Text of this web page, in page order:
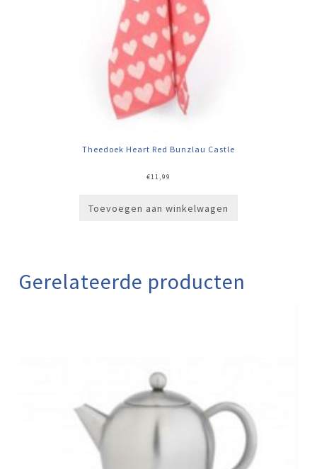
Theedoek Heart Red Bunzlau Castle
€11,99
Toevoegen aan winkelwagen
Gerelateerde producten